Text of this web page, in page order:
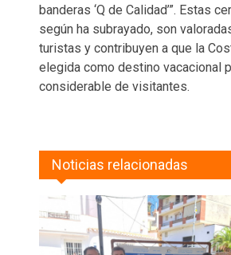
banderas ‘Q de Calidad’”. Estas
según ha subrayado, son
turistas y contribuyen a que la
elegida como destino vacacional
considerable de visitantes.
Noticias relacionadas